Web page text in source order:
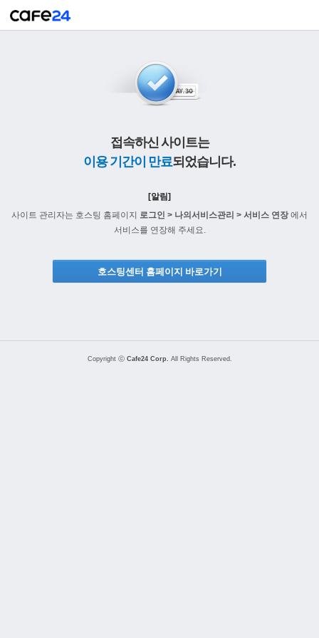
접속하신 사이트는
이용 기간이 만료되었습니다.
[알림]
사이트 관리자는 호스팅 홈페이지 로그인 > 나의서비스관리 > 서비스 연장에서
서비스를 연장해 주세요.
호스팅센터 홈페이지 바로가기
Copyright ⓒ Cafe24 Corp. All Rights Reserved.